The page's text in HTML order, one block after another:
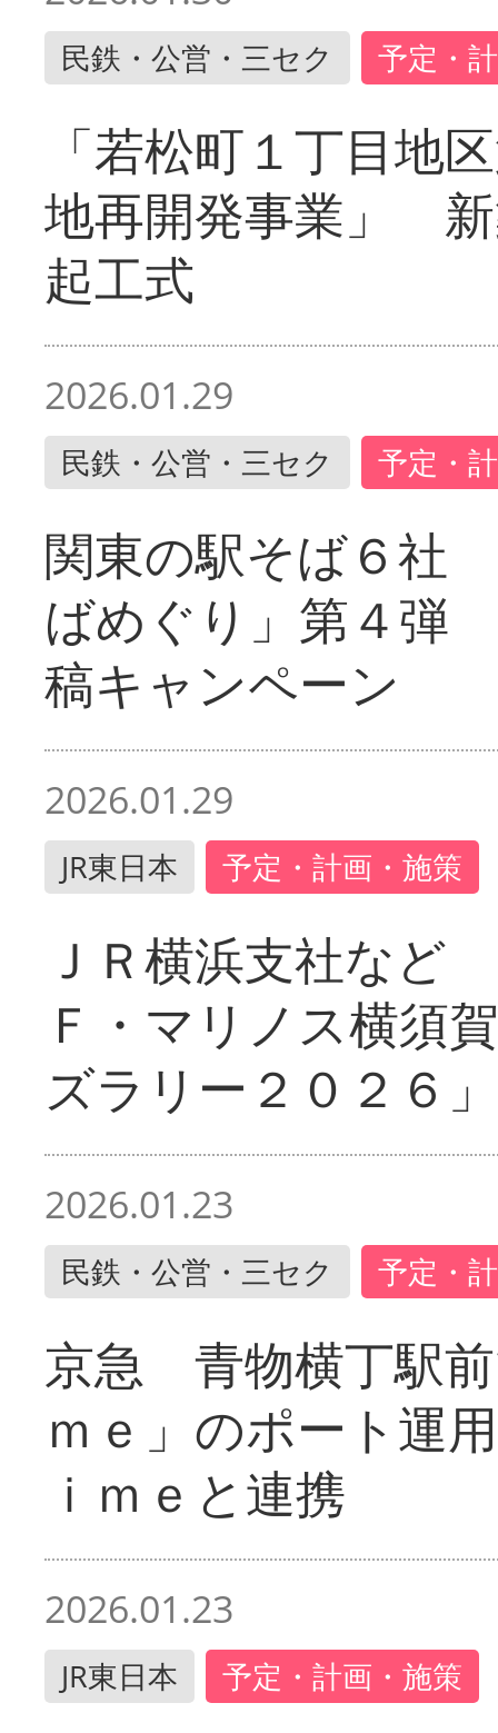
民鉄・公営・三セク 予定・
「若松町１丁目地
地再開発事業」
起工式
2026.01.29
民鉄・公営・三セク 予定・
関東の駅そば６社
ばめぐり」第４弾
稿キャンペーン
2026.01.29
JR東日本 予定・計画・施策
ＪＲ横浜支社など
Ｆ・マリノス横須
ズラリー２０２６」
2026.01.23
民鉄・公営・三セク 予定・
京急 青物横丁駅
ｍｅ」のポート運
ｉｍｅと連携
2026.01.23
JR東日本 予定・計画・施策